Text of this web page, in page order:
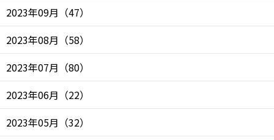
2023年09月 （47）
2023年08月 （58）
2023年07月 （80）
2023年06月 （22）
2023年05月 （32）